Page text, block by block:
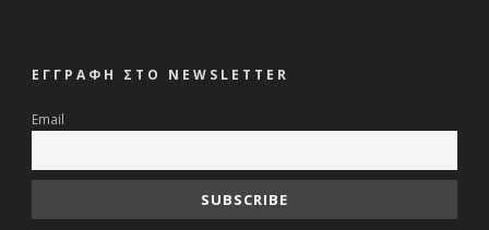
ΕΓΓΡΑΦΗ ΣΤΟ NEWSLETTER
Email